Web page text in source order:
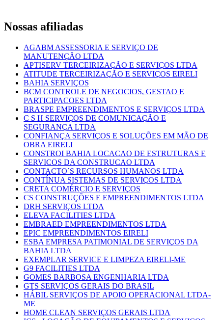
Nossas afiliadas
AGABM ASSESSORIA E SERVIÇO DE
MANUTENÇÃO LTDA
APTISERV TERCEIRIZAÇÃO E SERVIÇOS LTDA
ATITUDE TERCEIRIZAÇÃO E SERVIÇOS EIRELI
BAHIA SERVIÇOS
BCM CONTROLE DE NEGOCIOS, GESTAO E
PARTICIPACOES LTDA
BRASPE EMPREENDIMENTOS E SERVIÇOS LTDA
C S H SERVIÇOS DE COMUNICAÇÃO E
SEGURANÇA LTDA
CONFIANÇA SERVIÇOS E SOLUÇÕES EM MÃO DE
OBRA EIRELI
CONSTROI BAHIA LOCACAO DE ESTRUTURAS E
SERVICOS DA CONSTRUCAO LTDA
CONTACTO´S RECURSOS HUMANOS LTDA
CONTÍNUA SISTEMAS DE SERVIÇOS LTDA
CRETA COMÉRCIO E SERVIÇOS
CS CONSTRUÇÕES E EMPREENDIMENTOS LTDA
DRH SERVIÇOS LTDA
ELEVA FACILITIES LTDA
EMBRAED EMPREENDIMENTOS LTDA
EPIC EMPREENDIMENTOS EIRELI
ESBA EMPRESA PATIMONIAL DE SERVIÇOS DA
BAHIA LTDA
EXEMPLAR SERVICE E LIMPEZA EIRELI-ME
G9 FACILITIES LTDA
GOMES BARBOSA ENGENHARIA LTDA
GTS SERVIÇOS GERAIS DO BRASIL
HÁBIL SERVIÇOS DE APOIO OPERACIONAL LTDA-
ME
HOME CLEAN SERVIÇOS GERAIS LTDA